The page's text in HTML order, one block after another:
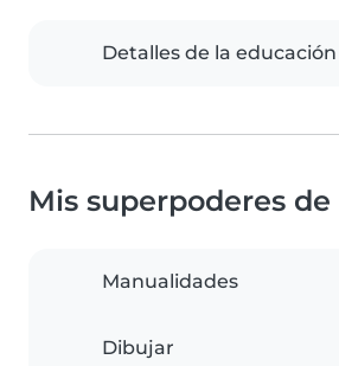
Detalles de la educación
Mis superpoderes de
Manualidades
Dibujar